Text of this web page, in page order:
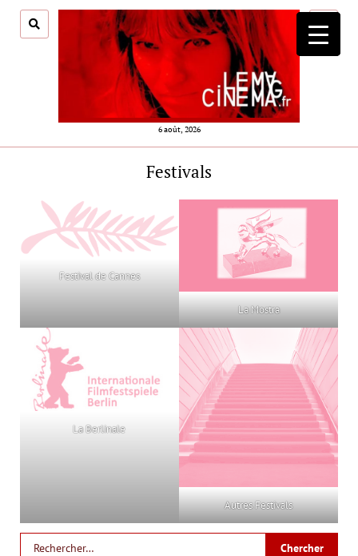
6 août, 2026
menu
Festivals
Festival de Cannes
La Mostra
La Berlinale
Autres Festivals